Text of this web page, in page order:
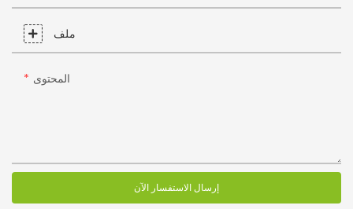
ملف
المحتوى
إرسال الاستفسار الآن